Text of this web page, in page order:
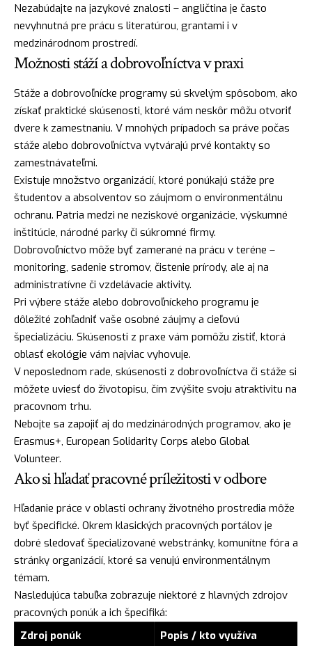
Nezabúdajte na jazykové znalosti – angličtina je často
nevyhnutná pre prácu s literatúrou, grantami i v
medzinárodnom prostredí.
Možnosti stáží a dobrovoľníctva v praxi
Stáže a dobrovoľnícke programy sú skvelým spôsobom, ako
získať praktické skúsenosti, ktoré vám neskôr môžu otvoriť
dvere k zamestnaniu. V mnohých prípadoch sa práve počas
stáže alebo dobrovoľníctva vytvárajú prvé kontakty so
zamestnávateľmi.
Existuje množstvo organizácií, ktoré ponúkajú stáže pre
študentov a absolventov so záujmom o environmentálnu
ochranu. Patria medzi ne neziskové organizácie, výskumné
inštitúcie, národné parky či súkromné firmy.
Dobrovoľníctvo môže byť zamerané na prácu v teréne –
monitoring, sadenie stromov, čistenie prírody, ale aj na
administratívne či vzdelávacie aktivity.
Pri výbere stáže alebo dobrovoľníckeho programu je
dôležité zohľadniť vaše osobné záujmy a cieľovú
špecializáciu. Skúsenosti z praxe vám pomôžu zistiť, ktorá
oblasť ekológie vám najviac vyhovuje.
V neposlednom rade, skúsenosti z dobrovoľníctva či stáže si
môžete uviesť do životopisu, čím zvýšite svoju atraktivitu na
pracovnom trhu.
Nebojte sa zapojiť aj do medzinárodných programov, ako je
Erasmus+, European Solidarity Corps alebo Global
Volunteer.
Ako si hľadať pracovné príležitosti v odbore
Hľadanie práce v oblasti ochrany životného prostredia môže
byť špecifické. Okrem klasických pracovných portálov je
dobré sledovať špecializované webstránky, komunítne fóra a
stránky organizácií, ktoré sa venujú environmentálnym
témam.
Nasledujúca tabuľka zobrazuje niektoré z hlavných zdrojov
pracovných ponúk a ich špecifiká:
Zdroj ponúk
Popis / kto využíva